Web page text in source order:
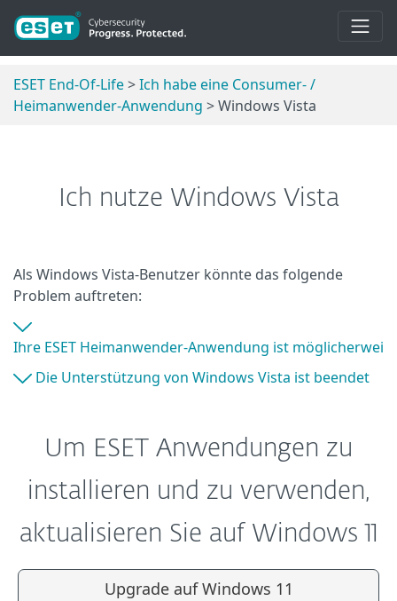
ESET End-Of-Life>Ich habe eine Consumer- /
Heimanwender-Anwendung > Windows Vista
Ich nutze Windows Vista
Als Windows Vista-Benutzer könnte das folgende
Problem auftreten:
Ihre ESET Heimanwender-Anwendung ist
Die Unterstützung von Windows Vista ist beendet
Um ESET Anwendungen zu
installieren und zu verwenden,
aktualisieren Sie auf Windows 11
Upgrade auf Windows 11